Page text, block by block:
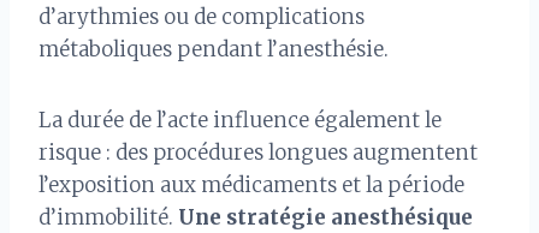
d’arythmies ou de complications
métaboliques pendant l’anesthésie.
La durée de l’acte influence également le
risque : des procédures longues augmentent
l’exposition aux médicaments et la période
d’immobilité. Une stratégie anesthésique